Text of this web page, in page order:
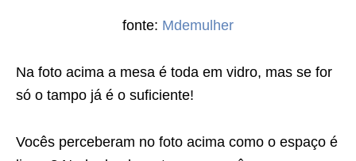
fonte: Mdemulher
Na foto acima a mesa é toda em vidro, mas se for
só o tampo já é o suficiente!
Vocês perceberam no foto acima como o espaço é